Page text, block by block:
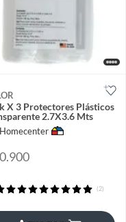
X 3 Protectores Plásticos
2.7X3.6 Mts
(2)